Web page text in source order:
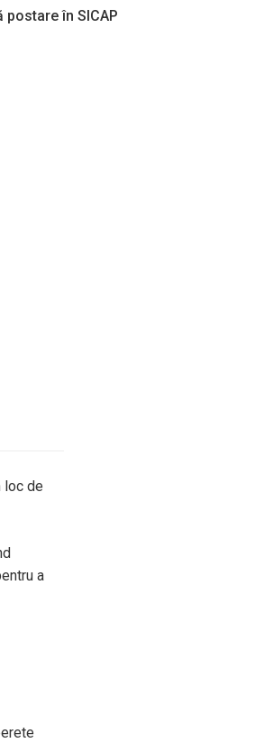
postare în SICAP
loc de
a